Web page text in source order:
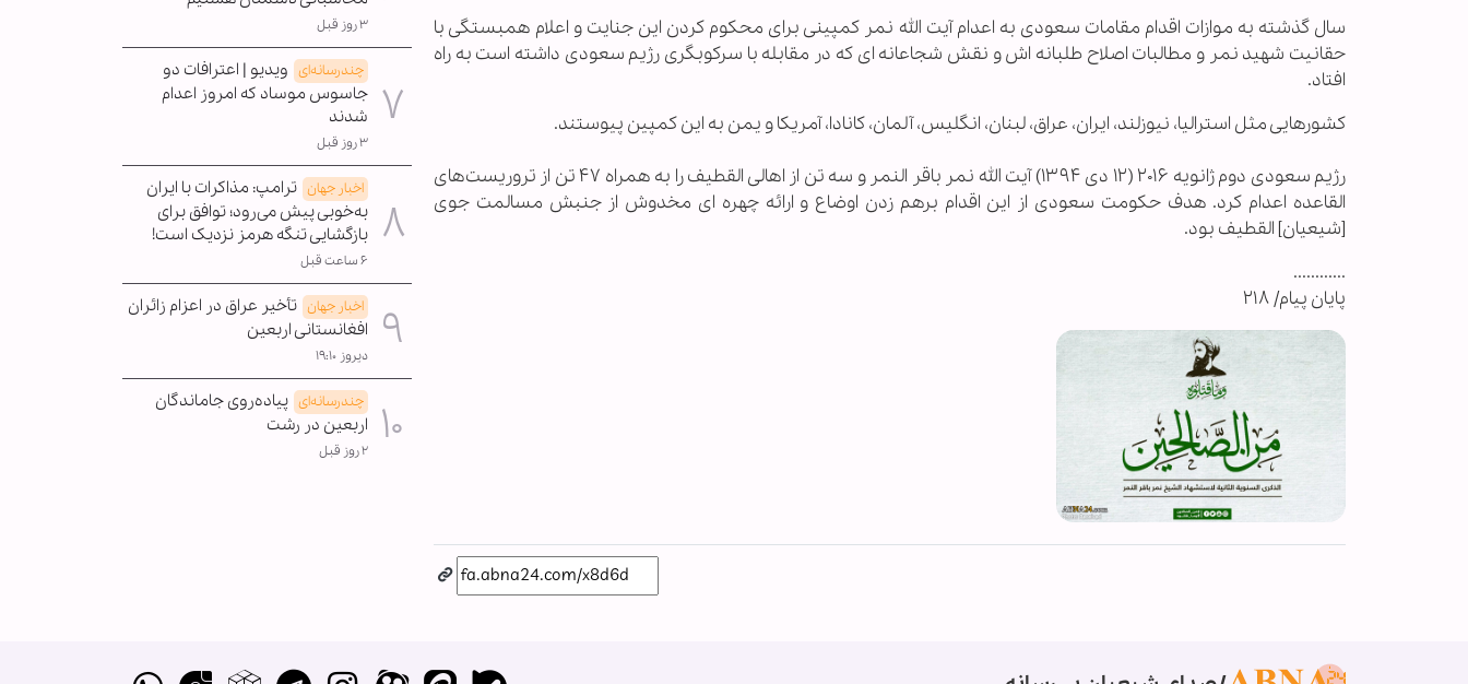
سال گذشته به موازات اقدام مقامات سعودی به اعدام آیت الله نمر کمپینی برای محکوم کردن این جنایت و اعلام همبستگی با
حقانیت شهید نمر و مطالبات اصلاح طلبانه اش و نقش شجاعانه ای که در مقابله با سرکوبگری رژیم سعودی داشته است به راه
افتاد.
کشورهایی مثل استرالیا، نیوزلند، ایران، عراق، لبنان، انگلیس، آلمان، کانادا، آمریکا و یمن به این کمپین پیوستند.
رژیم سعودی دوم ژانویه ۲۰۱۶ (۱۲ دی ۱۳۹۴) آیت الله نمر باقر النمر و سه تن از اهالی القطیف را به همراه ۴۷ تن از تروریست‌های
القاعده اعدام کرد. هدف حکومت سعودی از این اقدام برهم زدن اوضاع و ارائه چهره ای مخدوش از جنبش مسالمت جوی
[شیعیان] القطیف بود.
............
پایان پیام/ ۲۱۸
۳ روز قبل
چندرسانه‌ای ویدیو | اعترافات دو
جاسوس موساد که امروز اعدام
شدند
۳ روز قبل
اخبار جهان ترامپ: مذاکرات با ایران
به‌خوبی پیش می‌رود؛ توافق برای
بازگشایی تنگه هرمز نزدیک است!
۶ ساعت قبل
اخبار جهان تأخیر عراق در اعزام زائران
افغانستانی اربعین
دیروز ۱۹:۱۰
چندرسانه‌ای پیاده‌روی جاماندگان
اربعین در رشت
۲ روز قبل